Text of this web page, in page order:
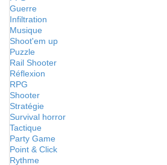
Guerre
Infiltration
Musique
Shoot'em up
Puzzle
Rail Shooter
Réflexion
RPG
Shooter
Stratégie
Survival horror
Tactique
Party Game
Point & Click
Rythme